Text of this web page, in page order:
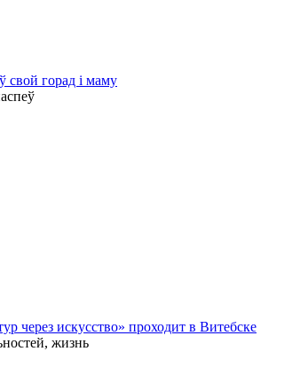
свой горад і маму
через искусство» проходит в Витебске
жизнь